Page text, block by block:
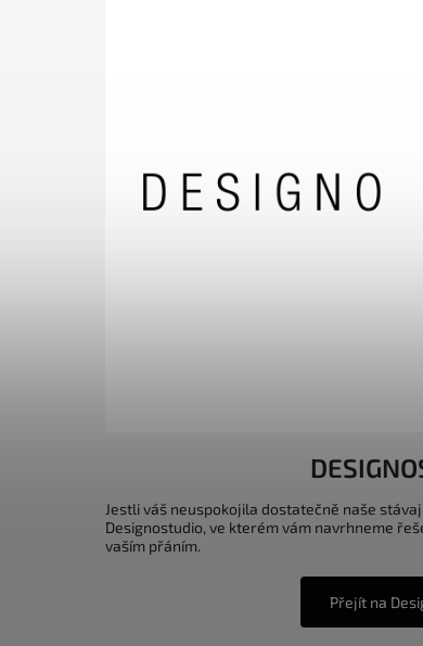
Jestli váš neuspokojila dostatečně naše
Designostudio, ve kterém vám navrhneme
vaším přáním.
Přejít na